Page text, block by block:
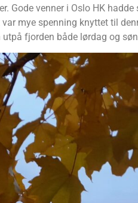
Gode venner i Oslo HK
mye spenning knyttet til
fjorden både lørdag og